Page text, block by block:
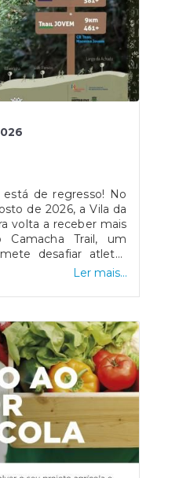
está de regresso! No
de 2026, a Vila da
volta a receber mais
Trail, um
desafiar atletas
e proporcionar uma
freguesia.Escolha o
15 km | 581 D+- Trail
| 461 D+ (prova
CR Trail Madeira
a beleza
percorrendo
onde o espírito de
e o convívio se
jornada
no QR Code do
ou na
Ler mais...